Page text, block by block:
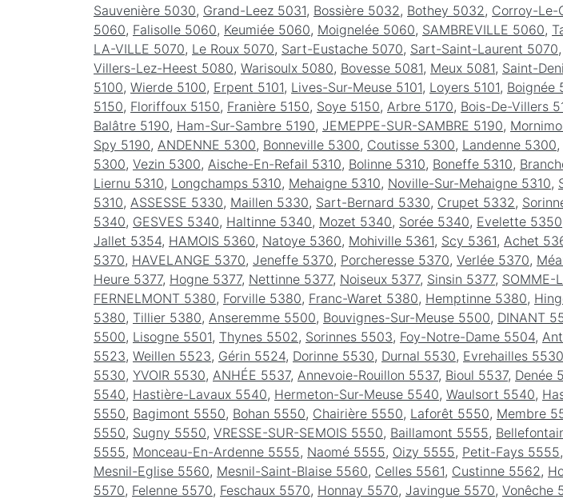
Sauvenière 5030, Grand-Leez 5031, Bossière 5032 , Bothey 5032 , Corroy-Le-
5060, Falisolle 5060, Keumiée 5060, Moignelée 5060, SAMBREVILLE 5060,
LA-VILLE 5070, Le Roux 5070, Sart-Eustache 5070, Sart-Saint-Laurent 5070,
Villers-Lez-Heest 5080, Warisoulx 5080, Bovesse 5081, Meux 5081, Saint-
5100, Wierde 5100, Erpent 5101, Lives-Sur-Meuse 5101, Loyers 5101, Boignée
5150, Floriffoux 5150, Franière 5150, Soye 5150, Arbre 5170, Bois-De-Villers
Balâtre 5190, Ham-Sur-Sambre 5190, JEMEPPE-SUR-SAMBRE 5190,
Spy 5190, ANDENNE 5300, Bonneville 5300, Coutisse 5300, Landenne 5300,
5300, Vezin 5300, Aische-En-Refail 5310, Bolinne 5310, Boneffe 5310,
Liernu 5310, Longchamps 5310, Mehaigne 5310, Noville-Sur-Mehaigne 5310,
5310, ASSESSE 5330, Maillen 5330, Sart-Bernard 5330, Crupet 5332 ,
5340, GESVES 5340, Haltinne 5340, Mozet 5340, Sorée 5340, Evelette 5350
Jallet 5354, HAMOIS 5360, Natoye 5360, Mohiville 5361, Scy 5361, Achet
5370, HAVELANGE 5370, Jeneffe 5370, Porcheresse 5370, Verlée 5370,
Heure 5377, Hogne 5377, Nettinne 5377, Noiseux 5377, Sinsin 5377, SOMME-
FERNELMONT 5380, Forville 5380, Franc-Waret 5380, Hemptinne 5380,
5380, Tillier 5380, Anseremme 5500, Bouvignes-Sur-Meuse 5500, DINANT
5500, Lisogne 5501, Thynes 5502 , Sorinnes 5503, Foy-Notre-Dame 5504,
5523, Weillen 5523, Gérin 5524, Dorinne 5530, Durnal 5530, Evrehailles 5530
5530, YVOIR 5530, ANHÉE 5537, Annevoie-Rouillon 5537, Bioul 5537, Denée
5540, Hastière-Lavaux 5540, Hermeton-Sur-Meuse 5540, Waulsort 5540,
5550, Bagimont 5550, Bohan 5550, Chairière 5550, Laforêt 5550, Membre
5550, Sugny 5550, VRESSE-SUR-SEMOIS 5550, Baillamont 5555,
5555, Monceau-En-Ardenne 5555, Naomé 5555, Oizy 5555, Petit-Fays 5555,
Mesnil-Eglise 5560, Mesnil-Saint-Blaise 5560, Celles 5561, Custinne 5562 ,
5570, Felenne 5570, Feschaux 5570, Honnay 5570, Javingue 5570, Vonêche